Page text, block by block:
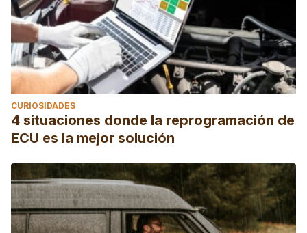
CURIOSIDADES
4 situaciones donde la reprogramación de
ECU es la mejor solución